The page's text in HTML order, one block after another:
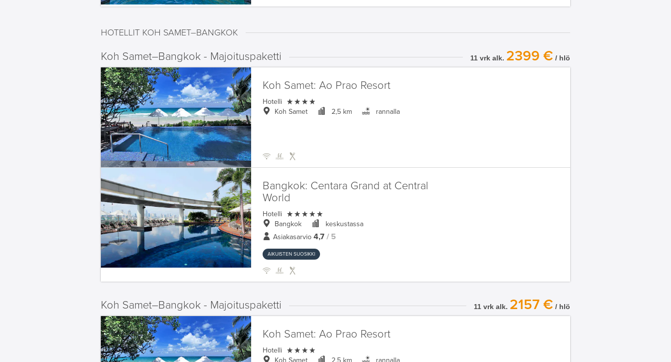
HOTELLIT KOH SAMET–BANGKOK
Koh Samet–Bangkok - Majoituspaketti 11 vrk alk. 2399 € / hlö
Koh Samet: Ao Prao Resort
Hotelli 
Koh Samet 2,5 km rannalla
Bangkok: Centara Grand at Central
World
Hotelli 
Bangkok
keskustassa
Asiakasarvio 4,7/ 5
AIKUISTEN SUOSIKKI
Koh Samet–Bangkok - Majoituspaketti 11 vrk alk. 2157 € / hlö
Koh Samet: Ao Prao Resort
Hotelli 
Koh Samet 2,5 km rannalla